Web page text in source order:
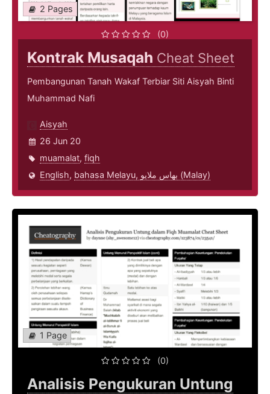
2 Pages
(0)
Kontrak Musaqah Cheat Sheet
Pembangunan Tanah Wakaf Terbiar Siti Aisyah Binti
Muhammad Nafi
Aisyah
26 Jun 20
muamalat, fiqh
English, bahasa Melayu, بهاس ملايو‎ (Malay)
1 Page
(0)
Analisis Pengukuran Untung